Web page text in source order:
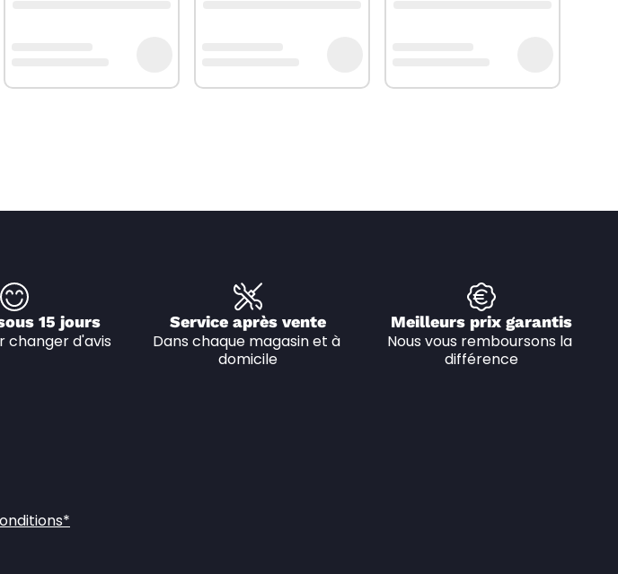
15 jours
changer d'avis
Service après vente
Dans chaque magasin et à
domicile
Meilleurs prix garantis
Nous vous remboursons la
différence